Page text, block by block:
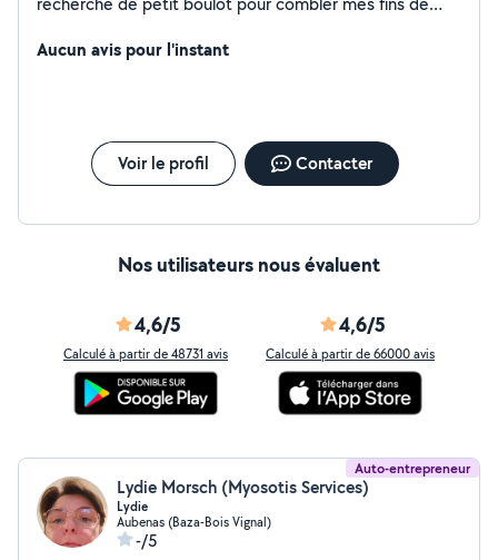
(déménagement, entretien maison+jardin, baby-sitting,
Aucun avis pour l'instant
Voir le profil Contacter
Nos utilisateurs nous évaluent
4,6/5
Calculé à partir de 48731 avis
4,6/5
Calculé à partir de 66000 avis
Auto-entrepreneur
Lydie Morsch (Myosotis Services)
Lydie
Aubenas (Baza-Bois Vignal)
-/5